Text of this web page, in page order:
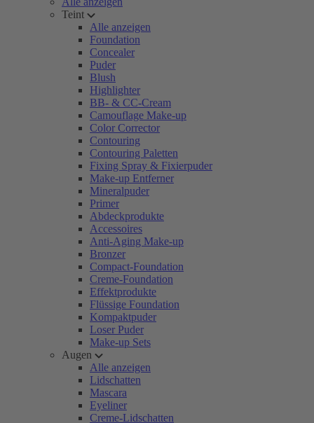
Teint
Alle anzeigen
Foundation
Concealer
Puder
Blush
Highlighter
BB- & CC-Cream
Camouflage Make-up
Color Corrector
Contouring
Contouring Paletten
Fixing Spray & Fixierpuder
Make-up Entferner
Mineralpuder
Primer
Abdeckprodukte
Accessoires
Anti-Aging Make-up
Bronzer
Compact-Foundation
Creme-Foundation
Effektprodukte
Flüssige Foundation
Kompaktpuder
Loser Puder
Make-up Sets
Augen
Alle anzeigen
Lidschatten
Mascara
Eyeliner
Creme-Lidschatten